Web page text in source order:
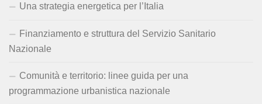
Una strategia energetica per l’Italia
Finanziamento e struttura del Servizio Sanitario
Nazionale
Comunità e territorio: linee guida per una
programmazione urbanistica nazionale